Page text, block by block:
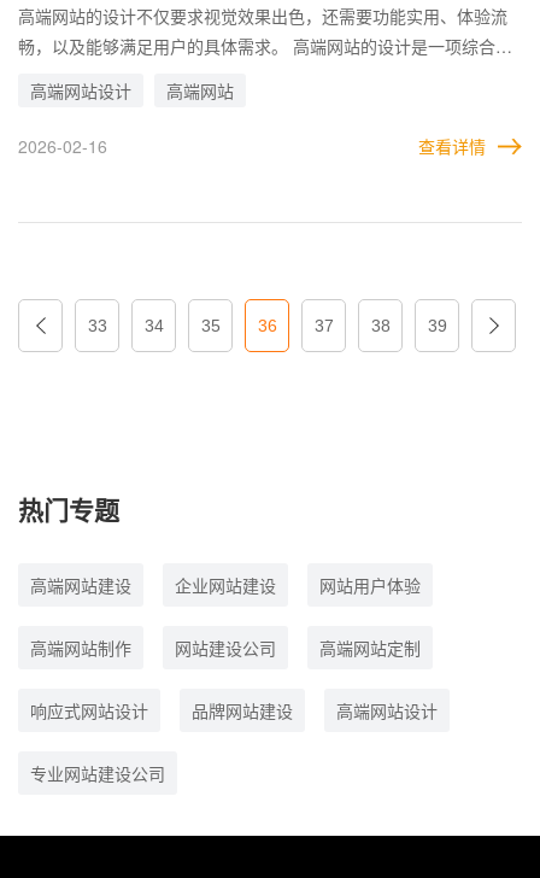
高端网站的设计不仅要求视觉效果出色，还需要功能实用、体验流
畅，以及能够满足用户的具体需求。 高端网站的设计是一项综合性
在各环节中精益求精，才能打造出真正受用户青睐的高端网站。 那
么，企业到底如何设计高端网站，才更容易符合用户的预期，给用
高端网站设计 高端网站
2026-02-16 查看详情
33 34 35 36 37 38 39
热门专题
高端网站建设 企业网站建设 网站用户体验
高端网站制作 网站建设公司 高端网站定制
响应式网站设计 品牌网站建设 高端网站设计
专业网站建设公司